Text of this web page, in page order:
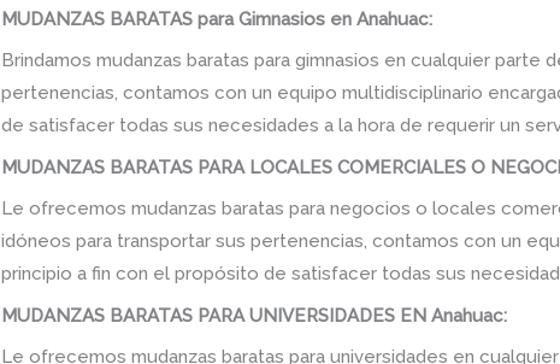
MUDANZAS BARATAS para Gimnasios en Anahuac:
Brindamos mudanzas baratas para gimnasios en cualquier
pertenencias, contamos con un equipo multidisciplinario
de satisfacer todas sus necesidades a la hora de requerir un
MUDANZAS BARATAS PARA LOCALES COMERCIALES O
Le ofrecemos mudanzas baratas para negocios o locales
idóneos para transportar sus pertenencias, contamos con un
principio a fin con el propósito de satisfacer todas sus
MUDANZAS BARATAS PARA UNIVERSIDADES EN Anahuac:
Le ofrecemos mudanzas baratas para universidades en